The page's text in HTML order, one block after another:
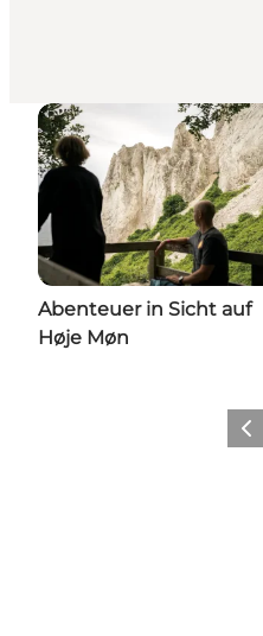
Abenteuer in Sicht auf
Høje Møn